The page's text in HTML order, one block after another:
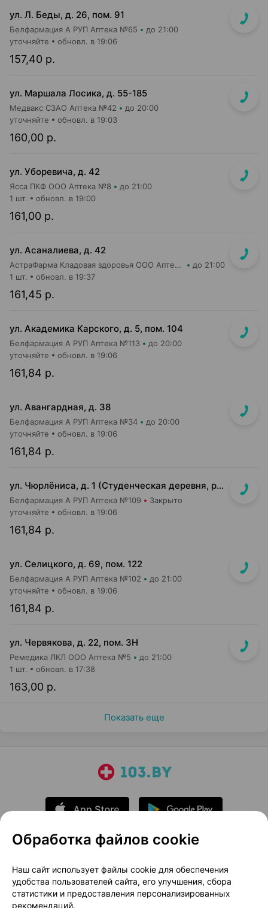
ул. Л. Беды, д. 26, пом. 91
Белфармация А РУП Аптека №65 до 21:00
157,40 р.
уточняйте обновл. в 19:06
ул. Маршала Лосика, д. 55-185
Медвакс СЗАО Аптека №42 до 20:00
160,00 р.
уточняйте обновл. в 19:03
ул. Уборевича, д. 42
Ясса ПКФ ООО Аптека №8 до 21:00
161,00 р.
1 шт. обновл. в 19:00
ул. Асаналиева, д. 42
АстраФарма Кладовая здоровья ООО Аптека №10 до 21:00
161,45 р.
1 шт. обновл. в 19:37
ул. Академика Карского, д. 5, пом. 104
Белфармация А РУП Аптека №113 до 20:00
161,84 р.
уточняйте обновл. в 19:06
ул. Авангардная, д. 38
Белфармация А РУП Аптека №34 до 20:00
161,84 р.
уточняйте обновл. в 19:06
ул. Чюрлёниса, д. 1 (Студенческая деревня, рядом с г-том "Алми").
Белфармация А РУП Аптека №109 Закрыто
161,84 р.
уточняйте обновл. в 19:06
ул. Селицкого, д. 69, пом. 122
Белфармация А РУП Аптека №102 до 21:00
161,84 р.
уточняйте обновл. в 19:06
ул. Червякова, д. 22, пом. 3Н
Ремедика ЛКЛ ООО Аптека №5 до 21:00
163,00 р.
1 шт. обновл. в 17:38
Показать еще
О проекте
Новости проекта
Размещение рекламы
Медицинский маркетинг
Публичный договор
Доставка
Обработка файлов cookie
Наш сайт использует файлы cookie для обеспечения
удобства пользователей сайта, его улучшения, сбора
статистики и предоставления персонализированных
рекомендаций.